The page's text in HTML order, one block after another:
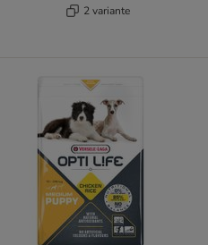
2 variante